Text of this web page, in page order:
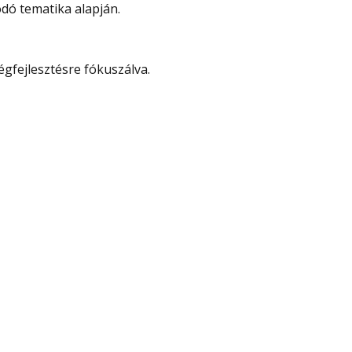
tematika alapján.
fókuszálva.